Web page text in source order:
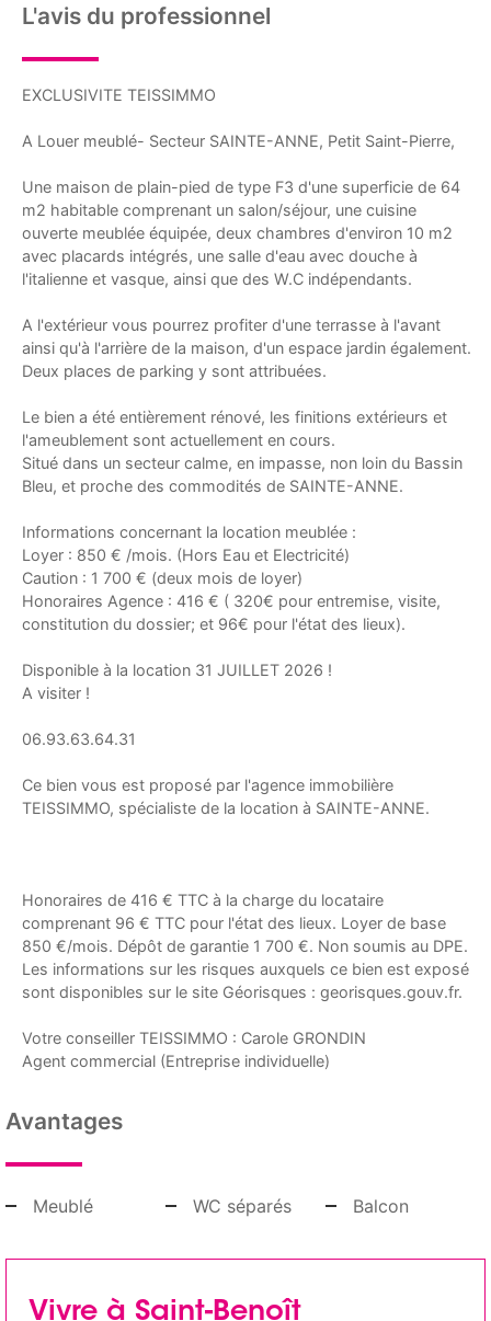
L'avis du professionnel
EXCLUSIVITE TEISSIMMO
A Louer meublé- Secteur SAINTE-ANNE, Petit Saint-Pierre,
Une maison de plain-pied de type F3 d'une superficie de 64
m2 habitable comprenant un salon/séjour, une cuisine
ouverte meublée équipée, deux chambres d'environ 10 m2
avec placards intégrés, une salle d'eau avec douche à
l'italienne et vasque, ainsi que des W.C indépendants.
A l'extérieur vous pourrez profiter d'une terrasse à l'avant
ainsi qu'à l'arrière de la maison, d'un espace jardin également.
Deux places de parking y sont attribuées.
Le bien a été entièrement rénové, les finitions extérieurs et
l'ameublement sont actuellement en cours.
Situé dans un secteur calme, en impasse, non loin du Bassin
Bleu, et proche des commodités de SAINTE-ANNE.
Informations concernant la location meublée :
Loyer : 850 € /mois. (Hors Eau et Electricité)
Caution : 1 700 € (deux mois de loyer)
Honoraires Agence : 416 € ( 320€ pour entremise, visite,
constitution du dossier; et 96€ pour l'état des lieux).
Disponible à la location 31 JUILLET 2026 !
A visiter !
06.93.63.64.31
Ce bien vous est proposé par l'agence immobilière
TEISSIMMO, spécialiste de la location à SAINTE-ANNE.
Honoraires de 416 € TTC à la charge du locataire
comprenant 96 € TTC pour l'état des lieux. Loyer de base
850 €/mois. Dépôt de garantie 1 700 €. Non soumis au DPE.
Les informations sur les risques auxquels ce bien est exposé
sont disponibles sur le site Géorisques : georisques.gouv.fr.
Votre conseiller TEISSIMMO : Carole GRONDIN
Agent commercial (Entreprise individuelle)
Avantages
Meublé WC séparés Balcon
Vivre à Saint-Benoît